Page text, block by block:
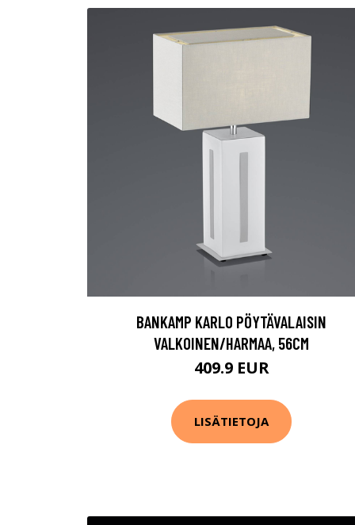
BANKAMP KARLO PÖYTÄVALAISIN
VALKOINEN/HARMAA, 56CM
409.9 EUR
LISÄTIETOJA